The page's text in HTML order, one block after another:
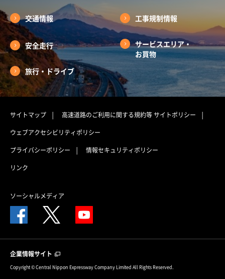
交通情報 工事規制情報
安全走行
サービスエリア・
お買物
旅行・ドライブ
サイトマップ 高速道路のご利用に関する規約等サイトポリシー
ウェブアクセシビリティポリシー
プライバシーポリシー
情報セキュリティポリシー
リンク
ソーシャルメディア
企業情報サイト
Copyright © Central Nippon Expressway Company Limited All Rights Reserved.